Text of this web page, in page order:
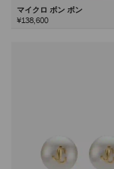
マイクロ ボン ボン
¥138,600